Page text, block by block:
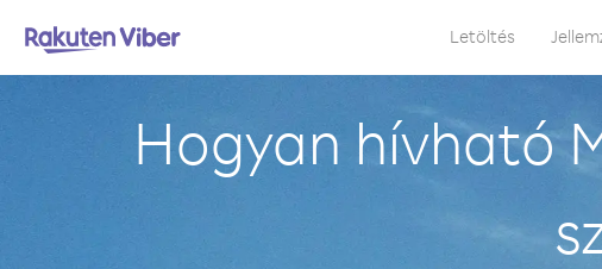
Letöltés
Hogyan hívható